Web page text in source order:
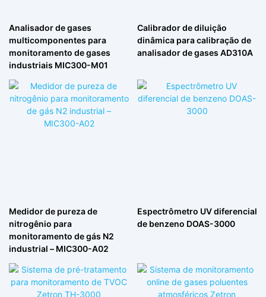
Analisador de gases
multicomponentes para
monitoramento de gases
industriais MIC300-M01
Calibrador de diluição
dinâmica para calibração de
analisador de gases AD310A
Medidor de pureza de
nitrogênio para
monitoramento de gás N2
industrial – MIC300-A02
Espectrômetro UV diferencial
de benzeno DOAS-3000